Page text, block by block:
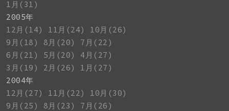
1月(31)
2005年
12月(14)
11月(24)
10月(26)
9月(18)
8月(20)
7月(22)
6月(21)
5月(20)
4月(27)
3月(19)
2月(26)
1月(27)
2004年
12月(27)
11月(22)
10月(30)
9月(25)
8月(23)
7月(26)